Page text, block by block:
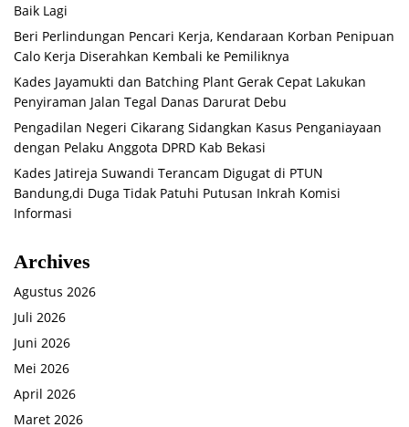
Baik Lagi
Beri Perlindungan Pencari Kerja, Kendaraan Korban Penipuan
Calo Kerja Diserahkan Kembali ke Pemiliknya
Kades Jayamukti dan Batching Plant Gerak Cepat Lakukan
Penyiraman Jalan Tegal Danas Darurat Debu
Pengadilan Negeri Cikarang Sidangkan Kasus Penganiayaan
dengan Pelaku Anggota DPRD Kab Bekasi
Kades Jatireja Suwandi Terancam Digugat di PTUN
Bandung,di Duga Tidak Patuhi Putusan Inkrah Komisi
Informasi
Archives
Agustus 2026
Juli 2026
Juni 2026
Mei 2026
April 2026
Maret 2026